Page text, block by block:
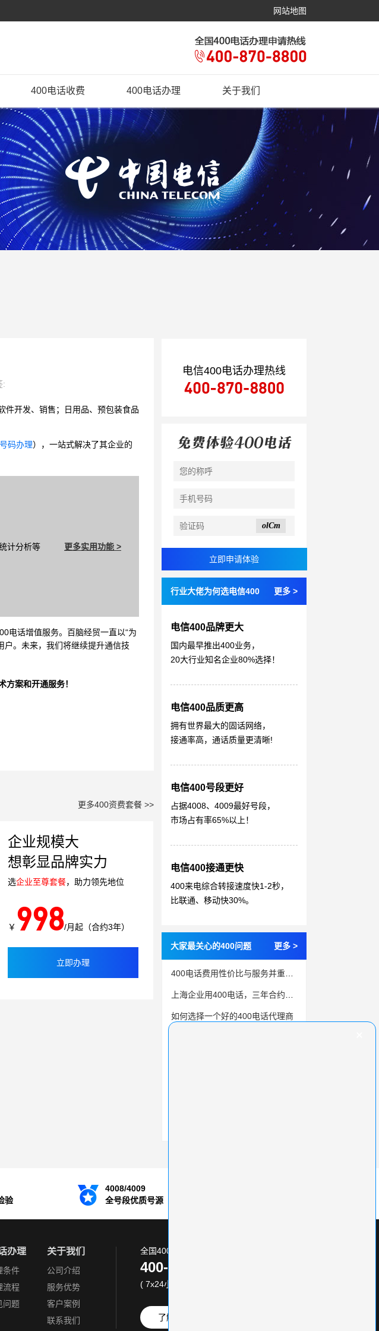
网站地图
400电话收费 400电话办理 关于我们
:
件开发、销售；日用品、预包装食品
码办理），一站式解决了其企业的
计分析等
更多实用功能 >
电话增值服务。百脑经贸一直以“为
户。未来，我们将继续提升通信技
方案和开通服务！
更多400资费套餐 >>
企业规模大
想彰显品牌实力
选企业至尊套餐，助力领先地位
￥ 998/月起（合约3年）
立即办理
电信400电话办理热线
olCm
行业大佬为何选电信400 更多 >
电信400品牌更大
国内最早推出400业务，
20大行业知名企业80%选择！
电信400品质更高
拥有世界最大的固话网络，
接通率高，通话质量更清晰!
电信400号段更好
占据4008、4009最好号段，
市场占有率65%以上！
电信400接通更快
400来电综合转接速度快1-2秒，
比联通、移动快30%。
大家最关心的400问题 更多 >
如何选择一个好的400电话代理商
验
4008/4009
全号段优质号源
办理
条件
流程
问题
关于我们
公司介绍
服务优势
客户案例
联系我们
全国400电话服务热线:
400-870-8800
( 7x24小时 )
了解更多